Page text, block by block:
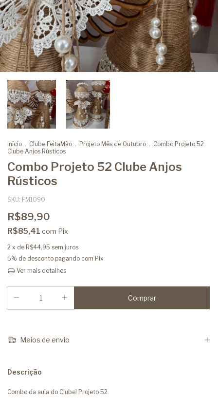
Início . Clube FeitaMão . Projeto Mês de Outubro . Combo Projeto 52
Clube Anjos Rústicos
Combo Projeto 52 Clube Anjos
Rústicos
SKU: FM1090
R$89,90
R$85,41 com Pix
2 x de R$44,95 sem juros
5% de desconto pagando com Pix
Ver mais detalhes
Meios de envio
Descrição
Combo da aula do Clube! Projeto 52